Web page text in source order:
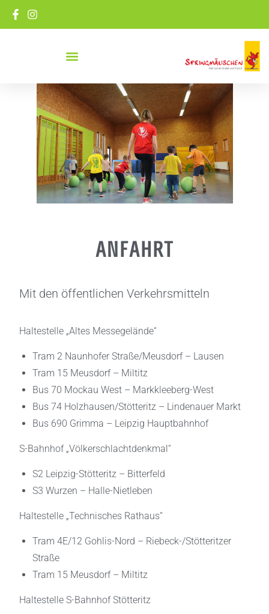
ANFAHRT
Mit den öffentlichen Verkehrsmitteln
Haltestelle „Altes Messegelände“
Tram 2 Naunhofer Straße/Meusdorf – Lausen
Tram 15 Meusdorf – Miltitz
Bus 70 Mockau West – Markkleeberg-West
Bus 74 Holzhausen/Stötteritz – Lindenauer Markt
Bus 690 Grimma – Leipzig Hauptbahnhof
S-Bahnhof „Völkerschlachtdenkmal“
S2 Leipzig-Stötteritz – Bitterfeld
S3 Wurzen – Halle-Nietleben
Haltestelle „Technisches Rathaus“
Tram 4E/12 Gohlis-Nord – Riebeck-/Stötteritzer
Straße
Tram 15 Meusdorf – Miltitz
Haltestelle S-Bahnhof Stötteritz